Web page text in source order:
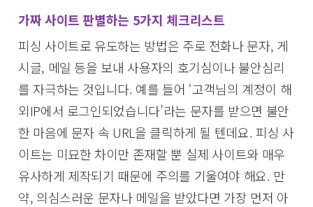
가짜 사이트 판별하는 5가지 체크리스트
피싱 사이트로 유도하는 방법은 주로 전화나 문자, 게
시글, 메일 등을 보내 사용자의 호기심이나 불안심리
를 자극하는 것입니다. 예를 들어 ‘고객님의 계정이 해
외IP에서 로그인되었습니다’라는 문자를 받으면 불안
한 마음에 문자 속 URL을 클릭하게 될 텐데요. 피싱 사
이트는 미묘한 차이만 존재할 뿐 실제 사이트와 매우
유사하게 제작되기 때문에 주의를 기울여야 해요. 만
약, 의심스러운 문자나 메일을 받았다면 가장 먼저 아